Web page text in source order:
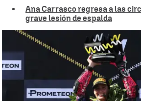
Ana Carrasco regresa a las
grave lesión de espalda